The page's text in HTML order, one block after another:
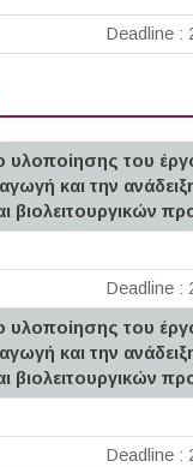
Deadline :
υλοποίησης του
και την
βιολειτουργικών
Deadline :
υλοποίησης του
και την
βιολειτουργικών
Deadline :